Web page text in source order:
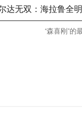
达无双：海拉鲁全
“森喜刚”的